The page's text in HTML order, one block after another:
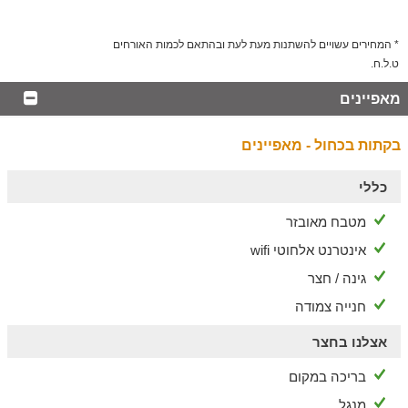
טיולים, אטרקציות ומקומות בילוי בגליל
במרחק נסיעה קצר מהצימר, תיהנו משפע אטרקציות ומקומות בילוי
לכל המשפחה: טיולי טרקטורונים, שמורות טבע ציוריות (נחל בצת,
ורכיבה על אופניים, קברי צדיקים בהר מירון, בתי קפה, מבחר
* המחירים עשויים להשתנות מעת לעת ובהתאם לכמות האורחים
ט.ל.ח.
מאפיינים
בקתות בכחול - מאפיינים
כללי
מטבח מאובזר
אינטרנט אלחוטי wifi
גינה / חצר
חנייה צמודה
אצלנו בחצר
בריכה במקום